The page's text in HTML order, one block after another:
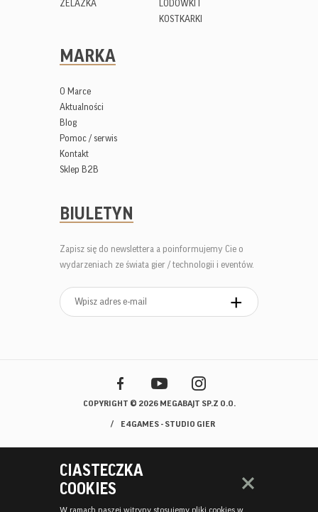
ŻELAZKA
LODÓWKI I
KOSTKARKI
MARKA
O Marce
Aktualności
Blog
Pomoc / serwis
Kontakt
Sklep B2B
BIULETYN
Zapisz się do newslettera a poinformujemy Cie o
wydarzeniach ze świata gier / technologii i eventów.
COPYRIGHT © 2026 MEGABAJT SP.Z O.O.
E4GAMES - STUDIO GIER
W ramach naszej witryny stosujemy pliki cookies w
CIASTECZKA
COOKIES